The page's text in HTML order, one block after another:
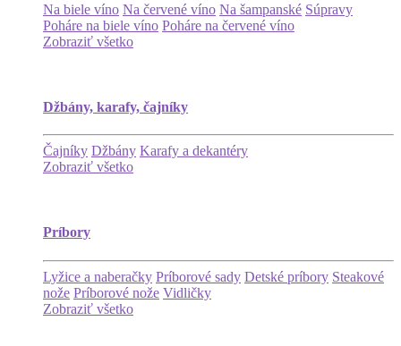
Na biele víno Na červené víno Na šampanské Súpravy
Poháre na biele víno Poháre na červené víno
Zobraziť všetko
Džbány, karafy, čajníky
Čajníky Džbány Karafy a dekantéry
Zobraziť všetko
Príbory
Lyžice a naberačky Príborové sady Detské príbory Steakové
nože Príborové nože Vidličky
Zobraziť všetko